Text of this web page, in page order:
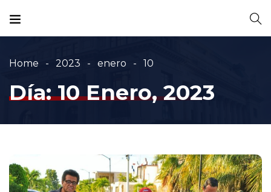
Home 2023 enero 10
Día:10 Enero, 2023